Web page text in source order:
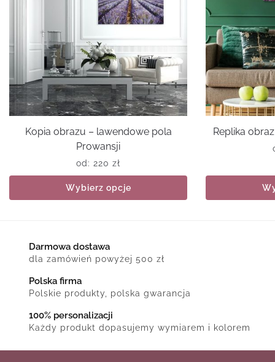
Kopia obrazu – lawendowe pola
Prowansji
od: 220 zł
Wybierz opcje
Replika
Darmowa dostawa
dla zamówień powyżej 500 zł
Polska firma
Polskie produkty, polska gwarancja
100% personalizacji
Każdy produkt dopasujemy wymiarem i kolorem